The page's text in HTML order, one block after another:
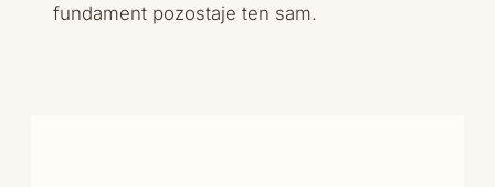
fundament pozostaje ten sam.